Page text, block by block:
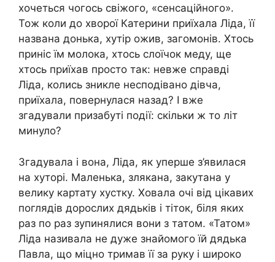
хочеться чогось свіжого, «сенсаційного».
Тож коли до хворої Катерини приїхала Ліда, її
названа донька, хутір ожив, загомонів. Хтось
приніс їм молока, хтось слоїчок меду, ще
хтось приїхав просто так: невже справді
Ліда, колись зникле несподівано дівча,
приїхала, повернулася назад? І вже
згадували призабуті події: скільки ж то літ
минуло?
Згадувала і вона, Ліда, як уперше з’явилася
на хуторі. Маленька, злякана, закутана у
велику картату хустку. Ховала очі від цікавих
поглядів дорослих дядьків і тіток, біля яких
раз по раз зупинялися вони з татом. «Татом»
Ліда називала не дуже знайомого їй дядька
Павла, що міцно тримав її за руку і широко